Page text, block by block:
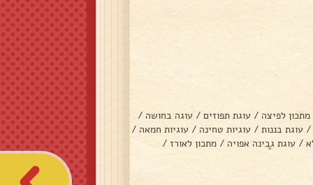
מתכון לפיצה / עוגת תפוזים / עוגה בחושה /
/ עוגת בננות / עוגיות טחינה / עוגיות חמאה /
/ עוגת גבינה אפויה / מתכון לאורז /